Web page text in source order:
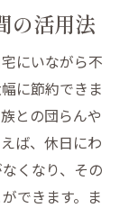
の活用法
にいながら不
に節約できま
との団らんや
ば、休日にわ
くなり、その
できます。ま